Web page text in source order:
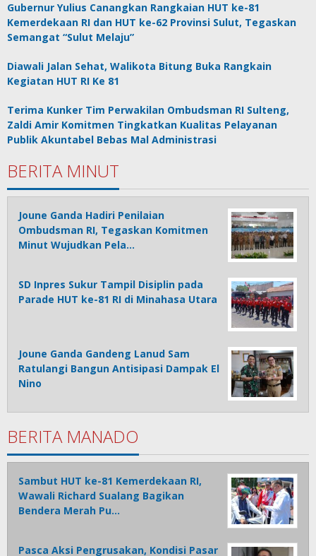
Gubernur Yulius Canangkan Rangkaian HUT ke-81
Kemerdekaan RI dan HUT ke-62 Provinsi Sulut, Tegaskan
Semangat “Sulut Melaju”
Diawali Jalan Sehat, Walikota Bitung Buka Rangkain
Kegiatan HUT RI Ke 81
Terima Kunker Tim Perwakilan Ombudsman RI Sulteng,
Zaldi Amir Komitmen Tingkatkan Kualitas Pelayanan
Publik Akuntabel Bebas Mal Administrasi
BERITA MINUT
Joune Ganda Hadiri Penilaian
Ombudsman RI, Tegaskan Komitmen
Minut Wujudkan Pela…
SD Inpres Sukur Tampil Disiplin pada
Parade HUT ke-81 RI di Minahasa Utara
Joune Ganda Gandeng Lanud Sam
Ratulangi Bangun Antisipasi Dampak El
Nino
BERITA MANADO
Sambut HUT ke-81 Kemerdekaan RI,
Wawali Richard Sualang Bagikan
Bendera Merah Pu…
Pasca Aksi Pengrusakan, Kondisi Pasar